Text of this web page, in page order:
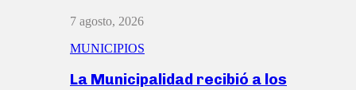
7 agosto, 2026
MUNICIPIOS
La Municipalidad recibió a los